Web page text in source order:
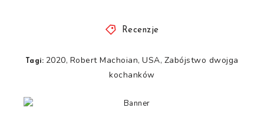
Recenzje
Tagi: 2020, Robert Machoian,USA, Zabójstwo dwojga
kochanków